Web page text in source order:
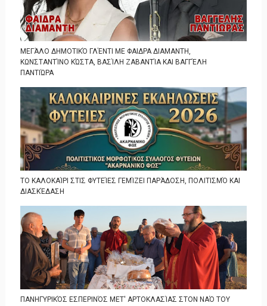
ΜΕΓΆΛΟ ΔΗΜΟΤΙΚΌ ΓΛΈΝΤΙ ΜΕ ΦΑΙΔΡΑ ΔΙΑΜΑΝΤΗ,
ΚΩΝΣΤΑΝΤΊΝΟ ΚΏΣΤΑ, ΒΑΣΊΛΗ ΖΑΒΑΝΤΊΑ ΚΑΙ ΒΑΓΓΈΛΗ
ΠΑΝΤΙΏΡΑ
ΤΟ ΚΑΛΟΚΑΊΡΙ ΣΤΙΣ ΦΥΤΕΊΕΣ ΓΕΜΊΖΕΙ ΠΑΡΆΔΟΣΗ, ΠΟΛΙΤΙΣΜΌ ΚΑΙ
ΔΙΑΣΚΈΔΑΣΗ
ΠΑΝΗΓΥΡΙΚΌΣ ΕΣΠΕΡΙΝΌΣ ΜΕΤ' ΑΡΤΟΚΛΑΣΊΑΣ ΣΤΟΝ ΝΑΌ ΤΟΥ